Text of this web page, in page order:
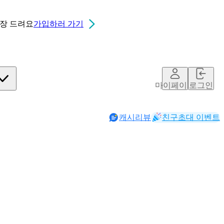
드려요가입하러 가기
마이페이지로그인
캐시리뷰 친구초대 이벤트